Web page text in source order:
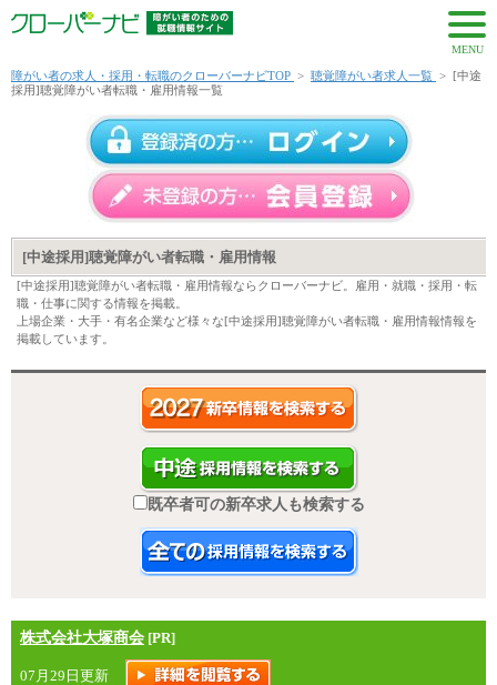
MENU
障がい者の求人・採用・転職のクローバーナビTOP > 聴覚障がい者求人一覧 > [中途
採用]聴覚障がい者転職・雇用情報一覧
[中途採用]聴覚障がい者転職・雇用情報
[中途採用]聴覚障がい者転職・雇用情報ならクローバーナビ。雇用・就職・採用・転
職・仕事に関する情報を掲載。
上場企業・大手・有名企業など様々な[中途採用]聴覚障がい者転職・雇用情報情報を
掲載しています。
既卒者可の新卒求人も検索する
株式会社大塚商会 [PR]
07月29日更新